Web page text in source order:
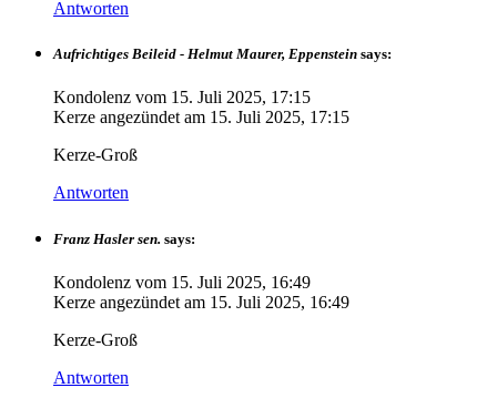
Antworten
Aufrichtiges Beileid - Helmut Maurer, Eppenstein says:
Kondolenz vom 15. Juli 2025, 17:15
Kerze angezündet am 15. Juli 2025, 17:15
Kerze-Groß
Antworten
Franz Hasler sen. says:
Kondolenz vom 15. Juli 2025, 16:49
Kerze angezündet am 15. Juli 2025, 16:49
Kerze-Groß
Antworten